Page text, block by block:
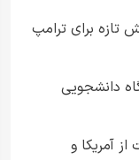
تازه برای ترامپ
دانشجویی
آمریکا و